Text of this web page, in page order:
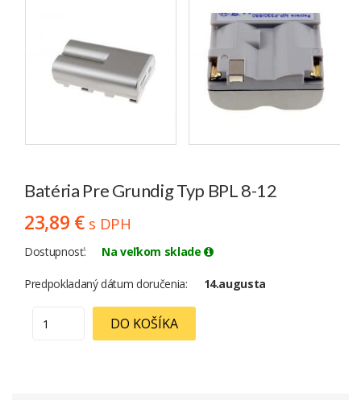
Batéria Pre Grundig Typ BPL 8-12
23,89 € s DPH
Dostupnosť Na veľkom sklade
Predpokladaný dátum doručenia 14.augusta
DO KOŠÍKA